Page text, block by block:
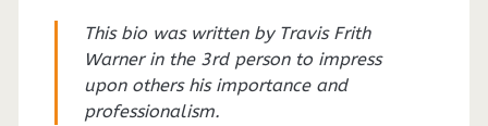
This bio was written by Travis Frith
Warner in the 3rd person to impress
upon others his importance and
professionalism.